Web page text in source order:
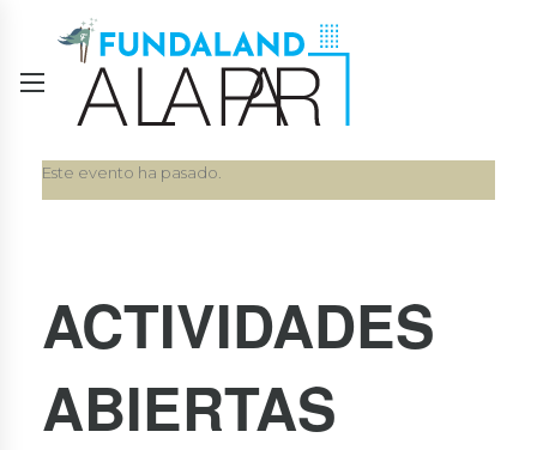
Este evento ha pasado.
ACTIVIDADES
ABIERTAS